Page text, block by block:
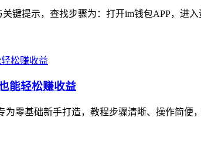
键提示，查找步骤为：打开im钱包APP，进
能轻松赚收益
为零基础新手打造，教程步骤清晰、操作简便